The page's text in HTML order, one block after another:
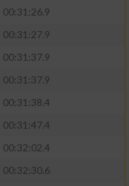
00:31:26.9
00:31:27.9
00:31:37.9
00:31:37.9
00:31:38.4
00:31:47.4
00:32:02.4
00:32:30.6